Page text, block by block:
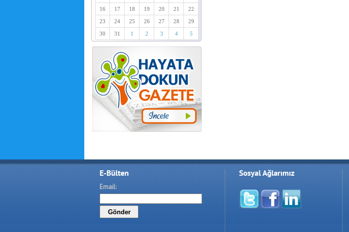
16 17 18 19 20 21 22
23 24 25 26 27 28 29
30 31 1 2 3 4 5
Email: